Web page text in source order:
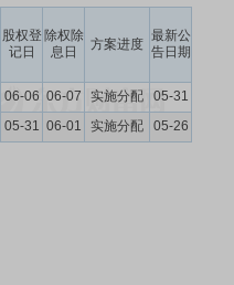
股权登
记日
除权除
息日
方案进度
最新公
告日期
06-06 06-07 实施分配
05-31
05-31 06-01 实施分配 05-26